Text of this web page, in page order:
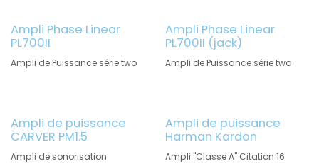
Ampli Phase Linear
PL700II
Ampli de Puissance série two
Ampli Phase Linear
PL700II (jack)
Ampli de Puissance série two
Ampli de puissance
CARVER PM1.5
Ampli de sonorisation
Ampli de puissance
Harman Kardon
Ampli "Classe A" Citation 16